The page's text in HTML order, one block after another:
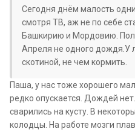
Сегодня днём малость
смотря ТВ, аж не по себе
Башкирию и Мордовию.
Апреля не одного дождя.У
скотиной, не чем кормить.
Паша, у нас тоже хорошего
редко опускается. Дождей
сварились на кусту. В
колодцы. На работе мозги